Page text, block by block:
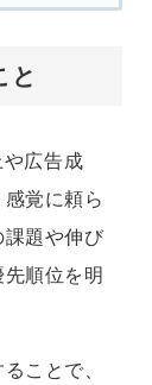
と
広告成
覚に頼ら
題や伸び
順位を明
ことで、